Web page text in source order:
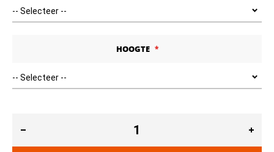
HOOGTE